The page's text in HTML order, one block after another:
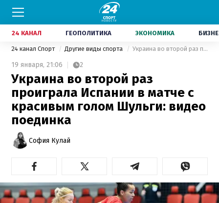
24 КАНАЛ ГЕОПОЛИТИКА ЭКОНОМИКА
24 канал Спорт Другие виды спорта Украина во второй раз проиграла Испании в матче с красивым голом Шульги: видео поединка
19 января, 21:06 2
Украина во второй раз
проиграла Испании в матче с
красивым голом Шульги: видео
поединка
София Кулай